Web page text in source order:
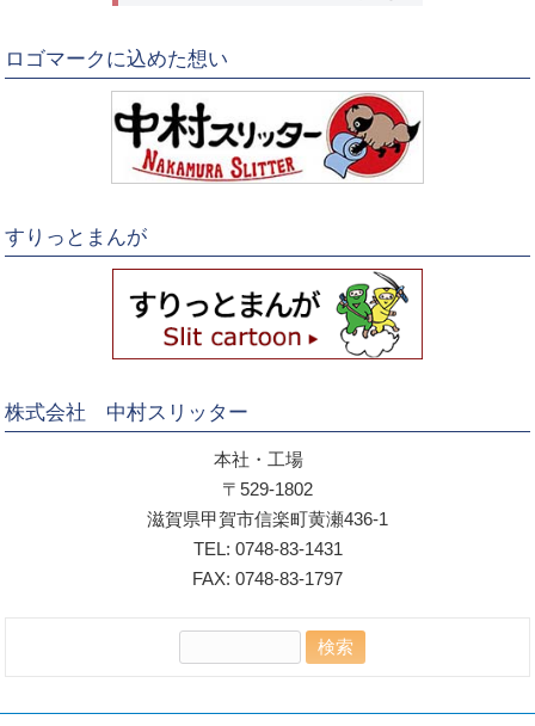
ロゴマークに込めた想い
すりっとまんが
株式会社 中村スリッター
本社・工場
〒529-1802
滋賀県甲賀市信楽町黄瀬436-1
TEL: 0748-83-1431
FAX: 0748-83-1797